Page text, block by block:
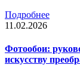
Подробнее
11.02.2026
Фотообои:
искусству